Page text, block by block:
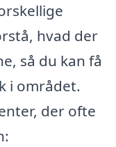
hvad der
så du kan få
i området.
der ofte